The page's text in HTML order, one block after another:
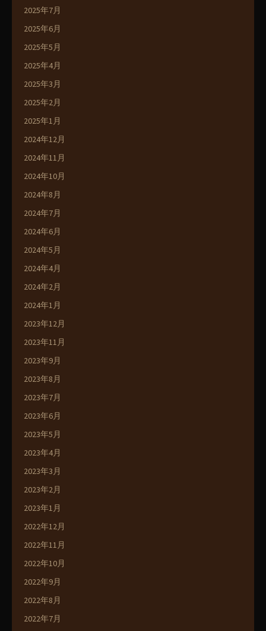
2025年7月
2025年6月
2025年5月
2025年4月
2025年3月
2025年2月
2025年1月
2024年12月
2024年11月
2024年10月
2024年8月
2024年7月
2024年6月
2024年5月
2024年4月
2024年2月
2024年1月
2023年12月
2023年11月
2023年9月
2023年8月
2023年7月
2023年6月
2023年5月
2023年4月
2023年3月
2023年2月
2023年1月
2022年12月
2022年11月
2022年10月
2022年9月
2022年8月
2022年7月